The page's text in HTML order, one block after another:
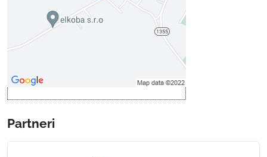
Povoliť tentokrát
Povoliť a zapamätať - súhlas s
Partneri